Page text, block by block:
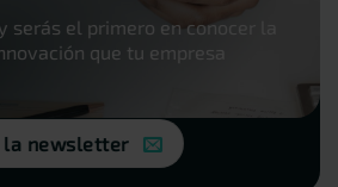
serás el primero en conocer la
que tu empresa
la newsletter